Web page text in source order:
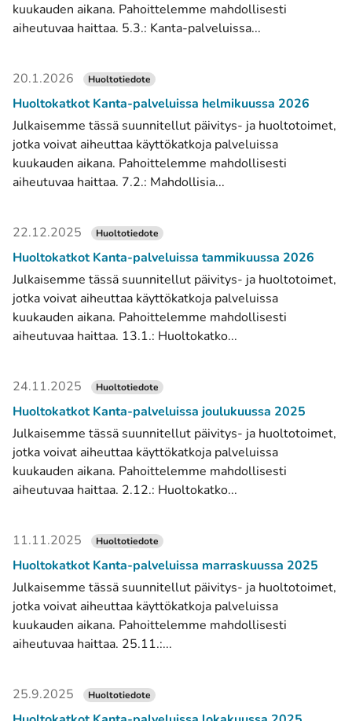
kuukauden aikana. Pahoittelemme mahdollisesti
aiheutuvaa haittaa. 5.3.: Kanta-palveluissa...
20.1.2026 Huoltotiedote
Huoltokatkot Kanta-palveluissa helmikuussa 2026
Julkaisemme tässä suunnitellut päivitys- ja huoltotoimet,
jotka voivat aiheuttaa käyttökatkoja palveluissa
kuukauden aikana. Pahoittelemme mahdollisesti
aiheutuvaa haittaa. 7.2.: Mahdollisia...
22.12.2025 Huoltotiedote
Huoltokatkot Kanta-palveluissa tammikuussa 2026
Julkaisemme tässä suunnitellut päivitys- ja huoltotoimet,
jotka voivat aiheuttaa käyttökatkoja palveluissa
kuukauden aikana. Pahoittelemme mahdollisesti
aiheutuvaa haittaa. 13.1.: Huoltokatko...
24.11.2025 Huoltotiedote
Huoltokatkot Kanta-palveluissa joulukuussa 2025
Julkaisemme tässä suunnitellut päivitys- ja huoltotoimet,
jotka voivat aiheuttaa käyttökatkoja palveluissa
kuukauden aikana. Pahoittelemme mahdollisesti
aiheutuvaa haittaa. 2.12.: Huoltokatko...
11.11.2025 Huoltotiedote
Huoltokatkot Kanta-palveluissa marraskuussa 2025
Julkaisemme tässä suunnitellut päivitys- ja huoltotoimet,
jotka voivat aiheuttaa käyttökatkoja palveluissa
kuukauden aikana. Pahoittelemme mahdollisesti
aiheutuvaa haittaa. 25.11.:...
25.9.2025 Huoltotiedote